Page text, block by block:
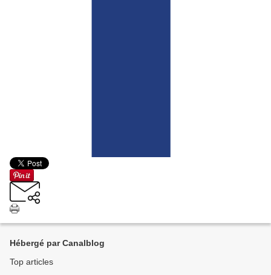
Hébergé par Canalblog
Top articles